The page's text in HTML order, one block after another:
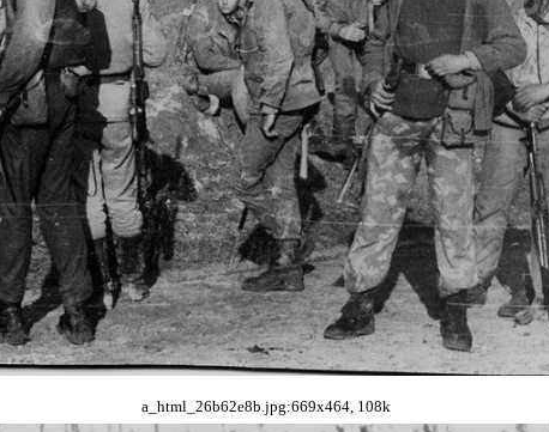
a_html_26b62e8b.jpg:669x464, 108k